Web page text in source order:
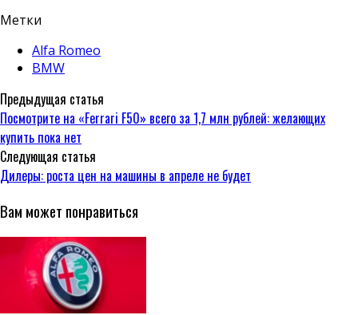
Метки
Alfa Romeo
BMW
Предыдущая статья
Посмотрите на «Ferrari F50» всего за 1,7 млн рублей: желающих
купить пока нет
Следующая статья
Дилеры: роста цен на машины в апреле не будет
Вам может понравиться